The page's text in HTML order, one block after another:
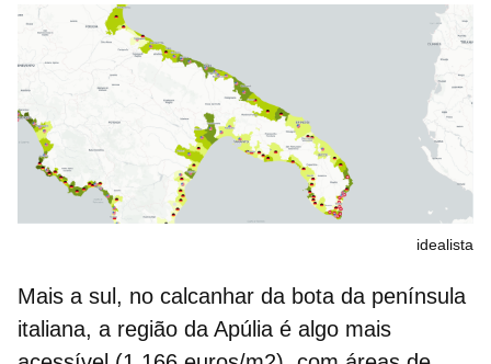
idealista
Mais a sul, no calcanhar da bota da península
italiana, a região da Apúlia é algo mais